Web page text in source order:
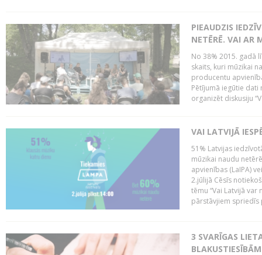
PIEAUDZIS
NETĒRĒ. VAI AR
No 38% 2015. gadā
skaits, kuri mūzikai
producentu
Pētījumā iegūtie dati
organizēt diskusiju
VAI LATVIJĀ
51% Latvijas
mūzikai naudu
apvienības (LaIPA)
2.jūlijā Cēsīs
tēmu “Vai Latvijā
pārstāvjiem spriedīs
3 SVARĪGAS
BLAKUSTIESĪBĀM